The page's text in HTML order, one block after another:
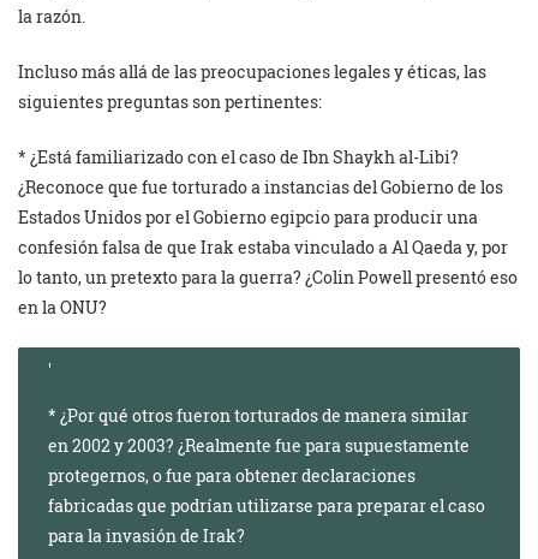
la razón.
Incluso más allá de las preocupaciones legales y éticas, las
siguientes preguntas son pertinentes:
* ¿Está familiarizado con el caso de Ibn Shaykh al-Libi?
¿Reconoce que fue torturado a instancias del Gobierno de los
Estados Unidos por el Gobierno egipcio para producir una
confesión falsa de que Irak estaba vinculado a Al Qaeda y, por
lo tanto, un pretexto para la guerra? ¿Colin Powell presentó eso
en la ONU?
* ¿Por qué otros fueron torturados de manera similar
en 2002 y 2003? ¿Realmente fue para supuestamente
protegernos, o fue para obtener declaraciones
fabricadas que podrían utilizarse para preparar el caso
para la invasión de Irak?